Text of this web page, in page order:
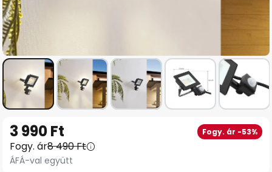
képgaléria
elejére
3 990 Ft Fogy. ár -53%
Fogy. ár8 490 Ft
ÁFÁ-val együtt